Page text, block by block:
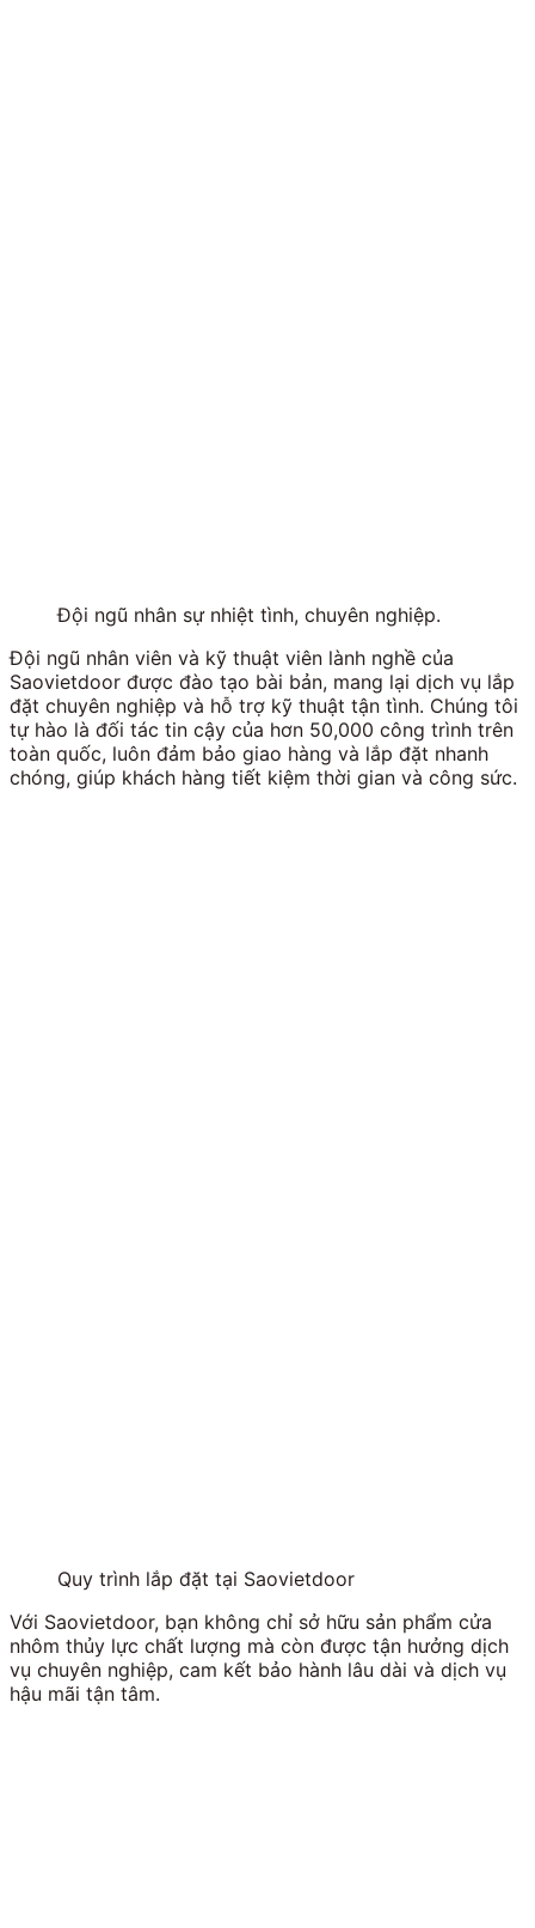
Đội ngũ nhân sự nhiệt tình, chuyên nghiệp.
Đội ngũ nhân viên và kỹ thuật viên lành nghề của
Saovietdoor được đào tạo bài bản, mang lại dịch vụ lắp
đặt chuyên nghiệp và hỗ trợ kỹ thuật tận tình. Chúng tôi
tự hào là đối tác tin cậy của hơn 50,000 công trình trên
toàn quốc, luôn đảm bảo giao hàng và lắp đặt nhanh
chóng, giúp khách hàng tiết kiệm thời gian và công sức.
Quy trình lắp đặt tại Saovietdoor
Với Saovietdoor, bạn không chỉ sở hữu sản phẩm cửa
nhôm thủy lực chất lượng mà còn được tận hưởng dịch
vụ chuyên nghiệp, cam kết bảo hành lâu dài và dịch vụ
hậu mãi tận tâm.